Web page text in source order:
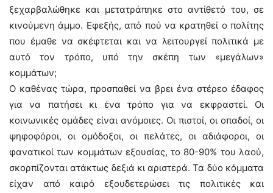
ξεχαρβαλώθηκε και μετατράπηκε στο αντίθετό του, σε
κινούμενη άμμο. Εφεξής, από πού να κρατηθεί ο πολίτης
που έμαθε να σκέφτεται και να λειτουργεί πολιτικά με
αυτό τον τρόπο, υπό την σκέπη των «μεγάλων»
κομμάτων;
Ο καθένας τώρα, προσπαθεί να βρει ένα στέρεο έδαφος
για να πατήσει κι ένα τρόπο για να εκφραστεί. Οι
κοινωνικές ομάδες είναι ανόμοιες. Οι πιστοί, οι οπαδοί, οι
ψηφοφόροι, οι ομόδοξοι, οι πελάτες, οι αδιάφοροι, οι
φανατικοί των κομμάτων εξουσίας, το 80-90% του λαού,
σκορπίζονται ατάκτως δεξιά κι αριστερά. Τα δύο κόμματα
είχαν από καιρό εξουδετερώσει τις πολιτικές και